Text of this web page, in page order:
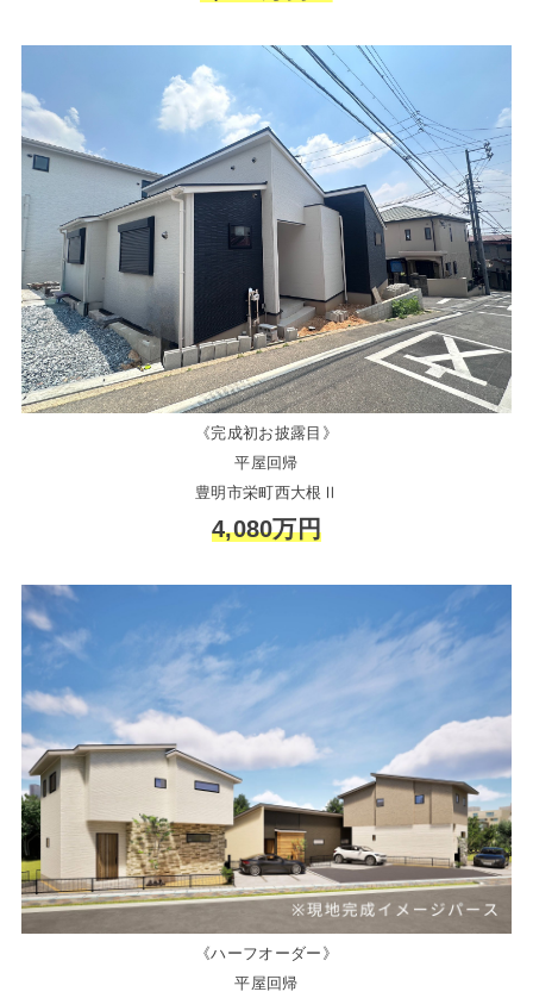
《完成初お披露目》
平屋回帰
豊明市栄町西大根Ⅱ
4,080万円
《ハーフオーダー》
平屋回帰